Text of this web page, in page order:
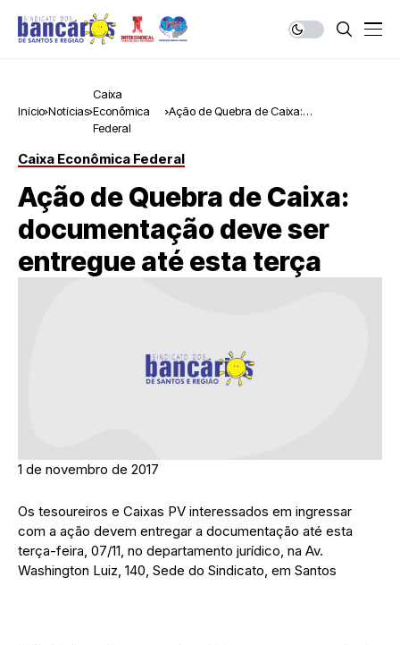
Início Notícias
Caixa
Econômica
Federal
Ação de Quebra de Caixa:
Caixa Econômica Federal
Ação de Quebra de Caixa:
documentação deve ser
entregue até esta terça
1 de novembro de 2017
Os tesoureiros e Caixas PV interessados em ingressar
com a ação devem entregar a documentação até esta
terça-feira, 07/11, no departamento jurídico, na Av.
Washington Luiz, 140, Sede do Sindicato, em Santos